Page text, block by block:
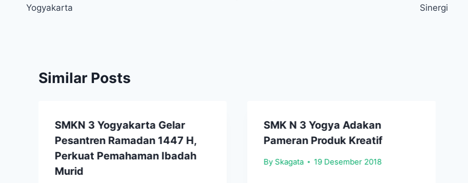
Yogyakarta
Sinergi
Similar Posts
SMKN 3 Yogyakarta Gelar
Pesantren Ramadan 1447 H,
Perkuat Pemahaman Ibadah
Murid
SMK N 3 Yogya Adakan
Pameran Produk Kreatif
By Skagata 19 Desember 2018